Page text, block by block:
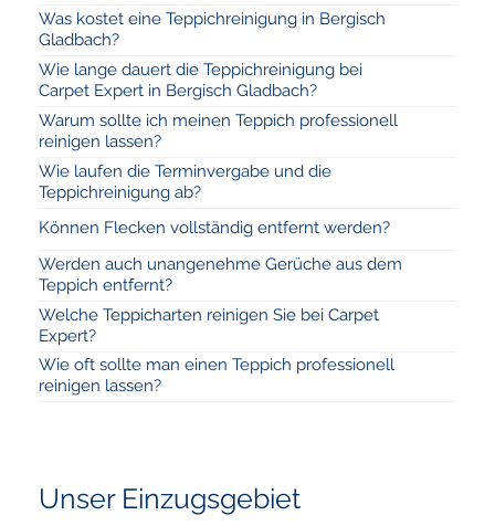
Was kostet eine Teppichreinigung in Bergisch
Gladbach?
Wie lange dauert die Teppichreinigung bei
Carpet Expert in Bergisch Gladbach?
Warum sollte ich meinen Teppich professionell
reinigen lassen?
Wie laufen die Terminvergabe und die
Teppichreinigung ab?
Können Flecken vollständig entfernt werden?
Werden auch unangenehme Gerüche aus dem
Teppich entfernt?
Welche Teppicharten reinigen Sie bei Carpet
Expert?
Wie oft sollte man einen Teppich professionell
reinigen lassen?
Unser Einzugsgebiet